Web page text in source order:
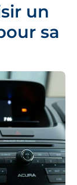
un
sa